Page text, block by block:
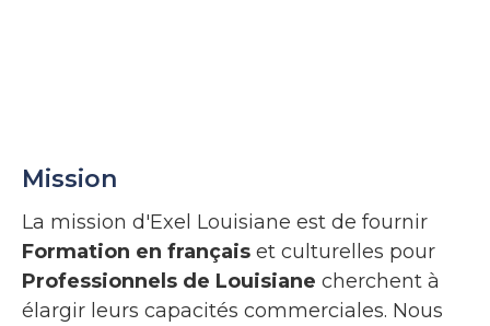
Mission
La mission d'Exel Louisiane est de fournir
Formation en français et culturelles pour
Professionnels de Louisiane cherchent à
élargir leurs capacités commerciales. Nous